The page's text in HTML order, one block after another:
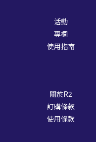
活動
專欄
使用指南
關於R2
訂購條款
使用條款